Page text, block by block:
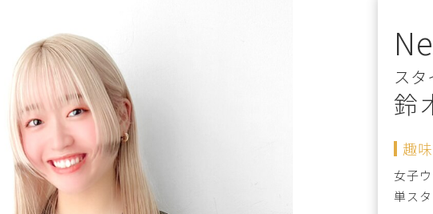
スタ
鈴
趣味
女子
単ス